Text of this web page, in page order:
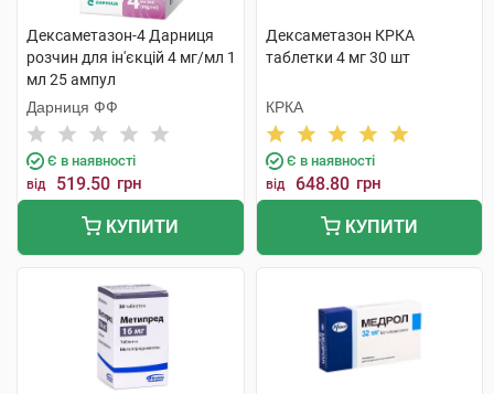
Дексаметазон-4 Дарниця
розчин для ін'єкцій 4 мг/мл 1
мл 25 ампул
Дарниця ФФ
Є в наявності
від 519.50 грн
КУПИТИ
Дексаметазон КРКА
таблетки 4 мг 30 шт
КРКА
Є в наявності
від 648.80 грн
КУПИТИ